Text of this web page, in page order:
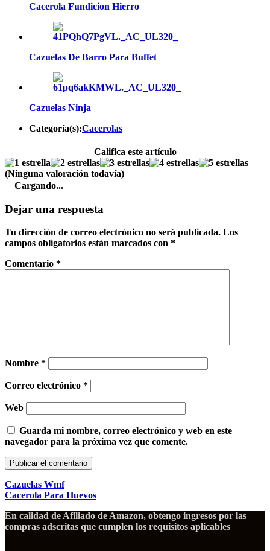
Cacerola Fundicion Hierro
Cazuelas De Barro Para Buffet
Cazuelas Ninja
Categoría(s):Cacerolas
Califica este artículo
(Ninguna valoración todavía)
Cargando...
Dejar una respuesta
Tu dirección de correo electrónico no será publicada. Los
campos obligatorios están marcados con *
Comentario *
Nombre *
Correo electrónico *
Web
Guarda mi nombre, correo electrónico y web en este
navegador para la próxima vez que comente.
Cazuelas Wmf
Cacerola Para Huevos
En calidad de Afiliado de Amazon, obtengo ingresos por las
compras adscritas que cumplen los requisitos aplicables